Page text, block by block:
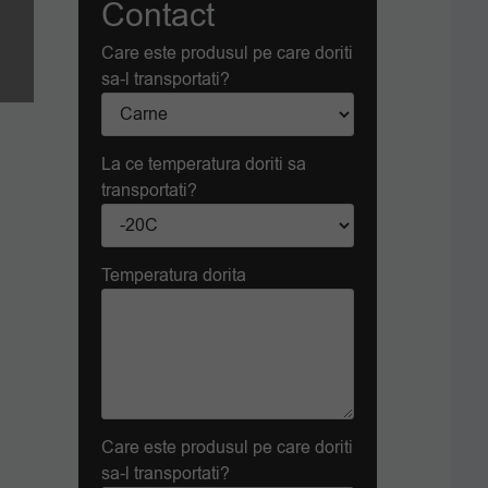
Contact
Care este produsul pe care doriti
sa-l transportati?
La ce temperatura doriti sa
transportati?
Temperatura dorita
Care este produsul pe care doriti
sa-l transportati?